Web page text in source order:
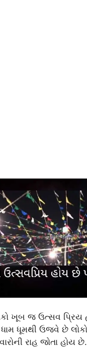
ખૂબ જ ઉત્સવ
ધૂમથી ઉજવે છે
રાહ જોતા હોય